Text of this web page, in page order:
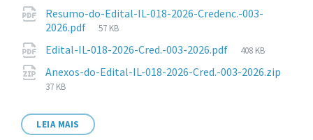
Anexos
Resumo-do-Edital-IL-018-2026-Credenc.-003-
2026.pdf
Tamanho
arquivo:
57 KB
Edital-IL-018-2026-Cred.-003-2026.pdf
Tamanho
arquivo:
408 KB
Anexos-do-Edital-IL-018-2026-Cred.-003-2026.zip
Tamanho
arquivo:
37 KB
LEIA MAIS